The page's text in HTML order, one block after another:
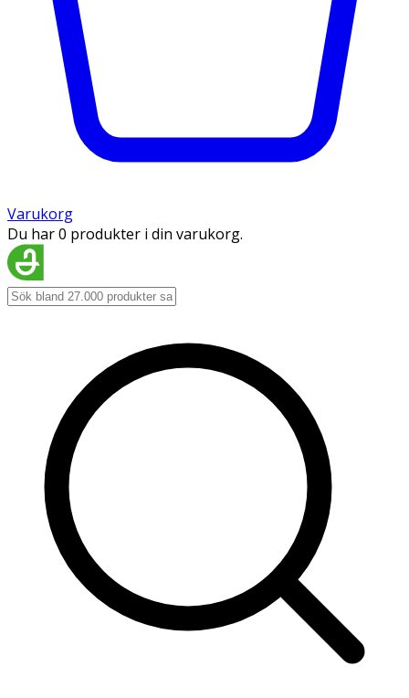
Varukorg
Du har 0 produkter i din varukorg.